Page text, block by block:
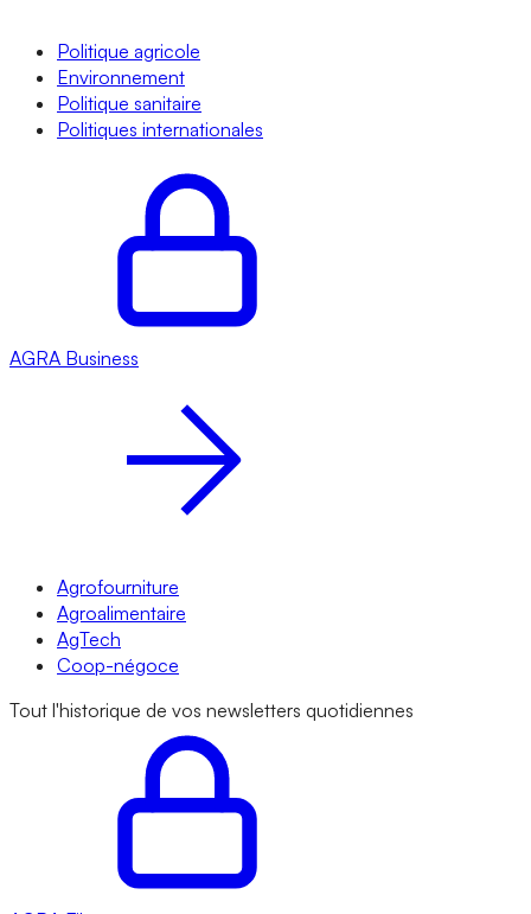
Politique agricole
Environnement
Politique sanitaire
Politiques internationales
AGRA Business
Agrofourniture
Agroalimentaire
AgTech
Coop-négoce
Tout l'historique de vos newsletters quotidiennes